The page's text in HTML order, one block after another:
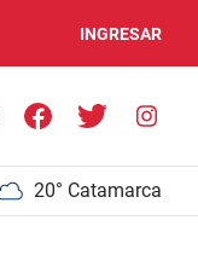
INGRESAR
20° Catamarca